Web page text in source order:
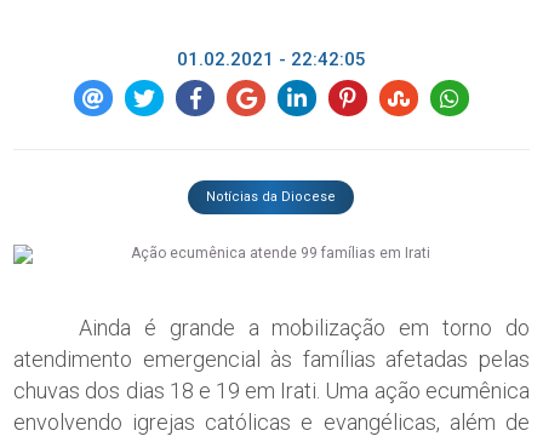
01.02.2021 - 22:42:05
Notícias da Diocese
Ainda é grande a mobilização em torno do
atendimento emergencial às famílias afetadas pelas
chuvas dos dias 18 e 19 em Irati. Uma ação ecumênica
envolvendo igrejas católicas e evangélicas, além de